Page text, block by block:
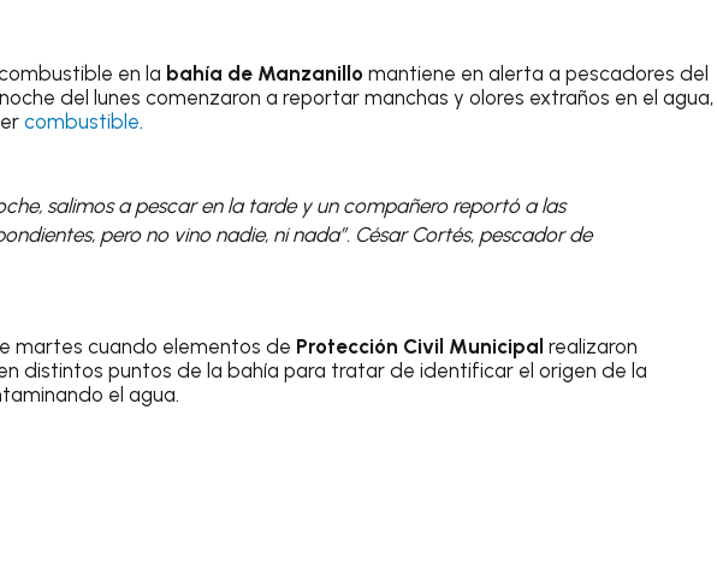
en la bahía de Manzanillo mantiene en alerta a pescadores del
del lunes comenzaron a reportar manchas y olores extraños en el agua,
combustible.
salimos a pescar en la tarde y un compañero reportó a las
pero no vino nadie, ni nada”. César Cortés, pescador de
martes cuando elementos de Protección Civil Municipal realizaron
distintos puntos de la bahía para tratar de identificar el origen de la
el agua.